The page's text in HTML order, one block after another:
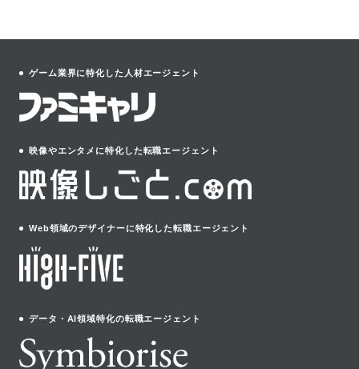
ゲーム業界に特化した人材エージェント
映像やエンタメに特化した転職エージェント
Web領域のデザイナーに特化した転職エージェント
データ・AI領域特化の転職エージェント